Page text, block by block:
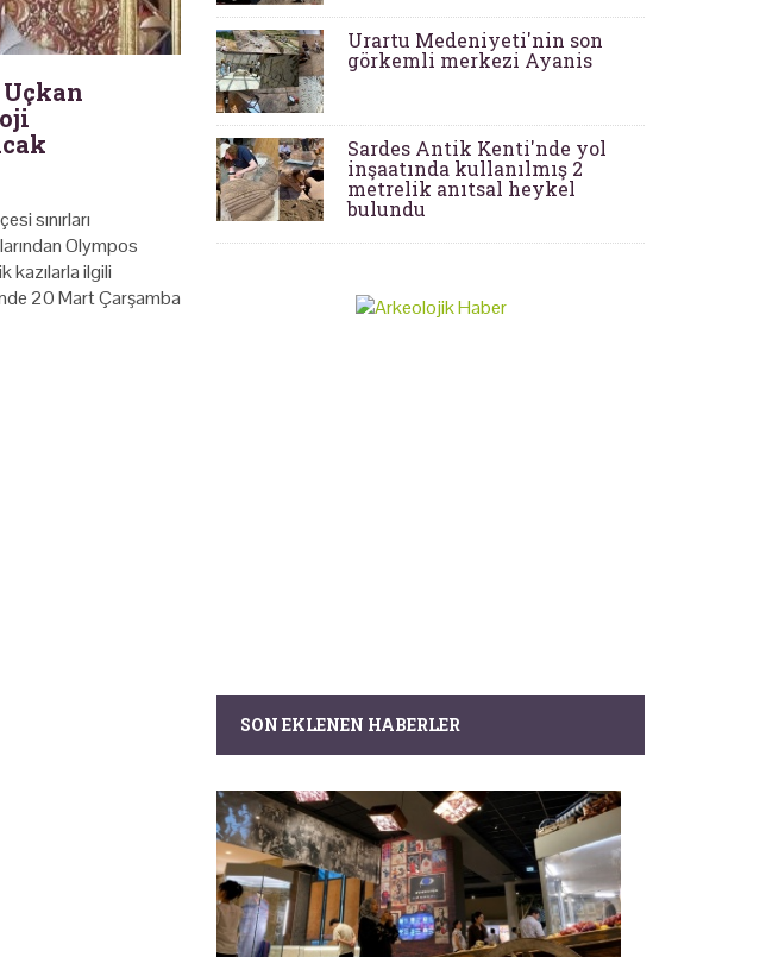
Uçkan
sınırları
Olympos
kazılarla ilgili
20 Mart Çarşamba
Urartu Medeniyeti'nin son
görkemli merkezi Ayanis
Sardes Antik Kenti'nde yol
inşaatında kullanılmış 2
metrelik anıtsal heykel
bulundu
SON EKLENEN HABERLER